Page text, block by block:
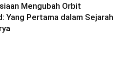
Mengubah Orbit
Yang Pertama dalam Sejarah